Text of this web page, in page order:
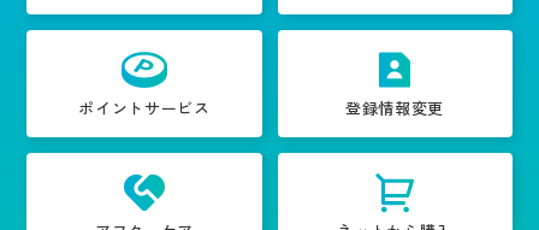
ポイントサービス 登録情報変更